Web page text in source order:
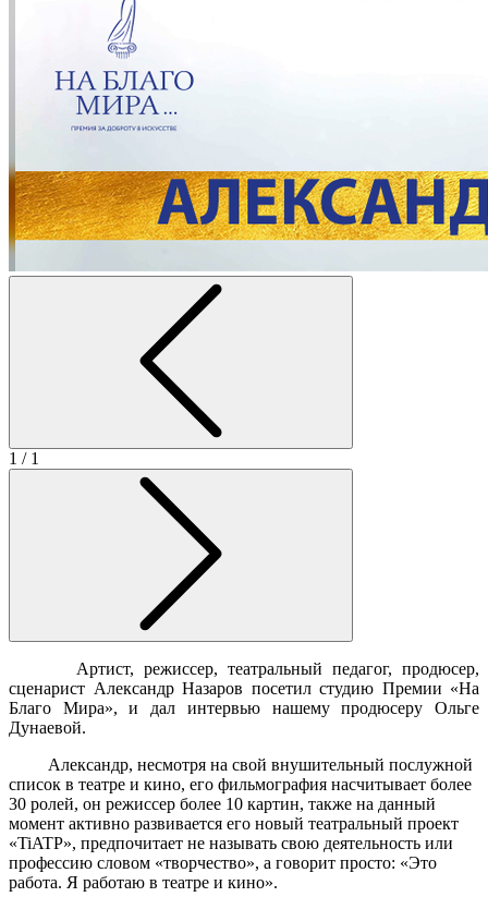
1 / 1
Артист, режиссер, театральный педагог, продюсер,
сценарист Александр Назаров посетил студию Премии «На
Благо Мира», и дал интервью нашему продюсеру Ольге
Дунаевой.
Александр, несмотря на свой внушительный послужной
список в театре и кино, его фильмография насчитывает более
30 ролей, он режиссер более 10 картин, также на данный
момент активно развивается его новый театральный проект
«TiATР», предпочитает не называть свою деятельность или
профессию словом «творчество», а говорит просто: «Это
работа. Я работаю в театре и кино».